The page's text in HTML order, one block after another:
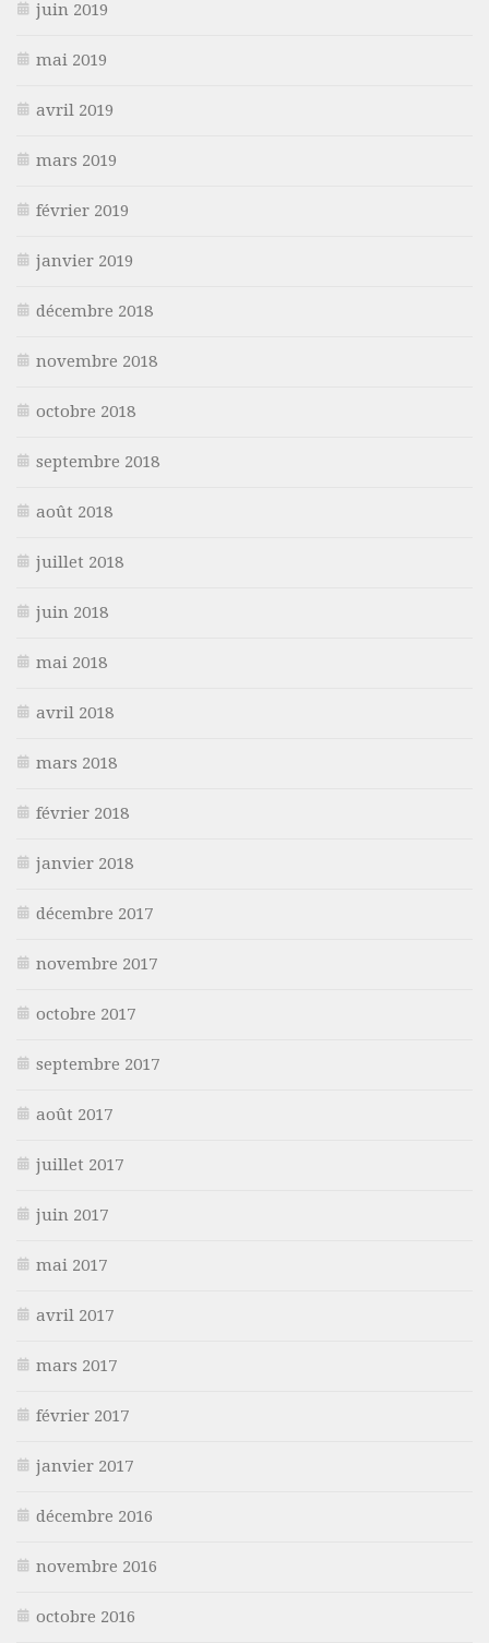
juin 2019
mai 2019
avril 2019
mars 2019
février 2019
janvier 2019
décembre 2018
novembre 2018
octobre 2018
septembre 2018
août 2018
juillet 2018
juin 2018
mai 2018
avril 2018
mars 2018
février 2018
janvier 2018
décembre 2017
novembre 2017
octobre 2017
septembre 2017
août 2017
juillet 2017
juin 2017
mai 2017
avril 2017
mars 2017
février 2017
janvier 2017
décembre 2016
novembre 2016
octobre 2016